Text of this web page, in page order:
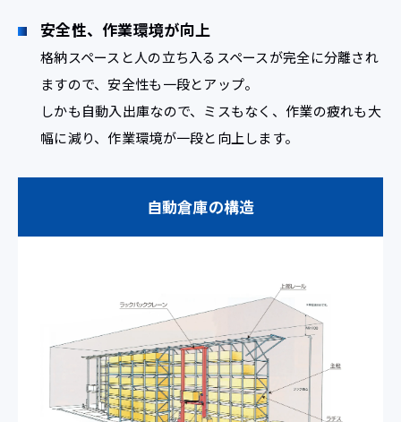
安全性、作業環境が向上
格納スペースと人の立ち入るスペースが完全に分離され
ますので、安全性も一段とアップ。
しかも自動入出庫なので、ミスもなく、作業の疲れも大
幅に減り、作業環境が一段と向上します。
自動倉庫の構造